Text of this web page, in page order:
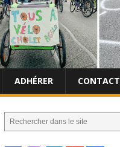
ADHÉRER CONTACT